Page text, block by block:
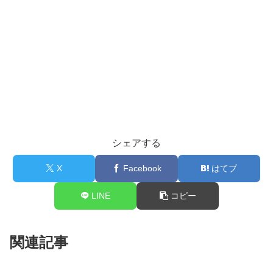
シェアする
X Facebook はてブ
LINE コピー
関連記事